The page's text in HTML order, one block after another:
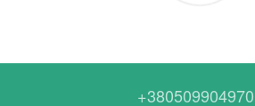
+380509904970